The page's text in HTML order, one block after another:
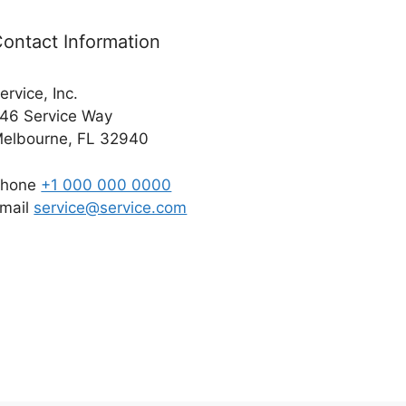
Information
Inc.
Service Way
FL 32940
+1 000 000 0000
service@service.com